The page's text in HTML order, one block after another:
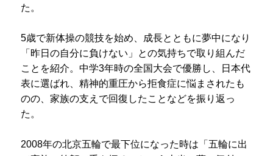
た。
5歳で新体操の競技を始め、成長とともに夢中になり
「昨日の自分に負けない」との気持ちで取り組んだ
ことを紹介。中学3年時の全国大会で優勝し、日本代
表に選ばれ、精神的重圧から拒食症に悩まされたも
のの、家族の支えで回復したことなどを振り返っ
た。
2008年の北京五輪で最下位になった時は「五輪に出